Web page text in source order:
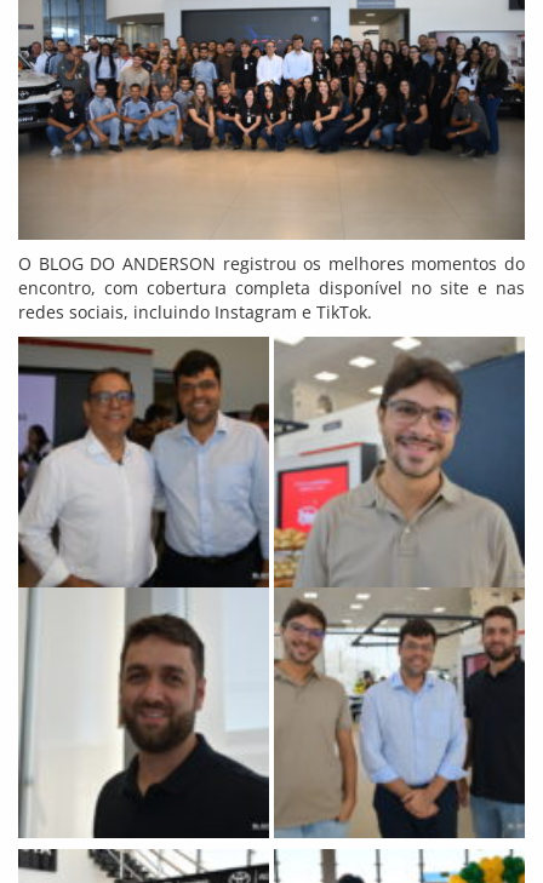
O BLOG DO ANDERSON registrou os melhores momentos do
encontro, com cobertura completa disponível no site e nas
redes sociais, incluindo Instagram e TikTok.